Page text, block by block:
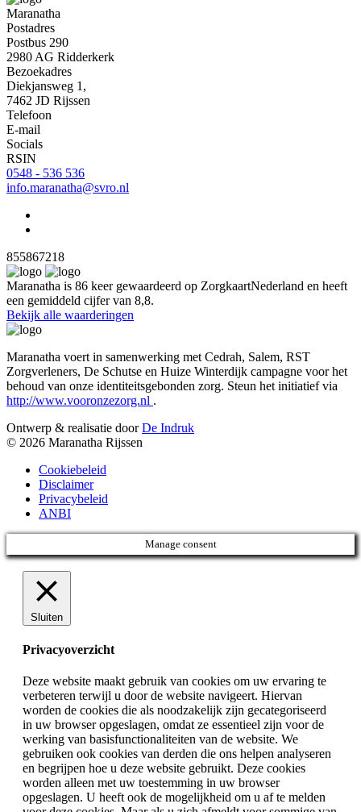
Maranatha
Postadres
Postbus 290
2980 AG Ridderkerk
Bezoekadres
Diekjansweg 1,
7462 JD Rijssen
Telefoon
E-mail
Socials
RSIN
0548 - 536 536
info.maranatha@svro.nl
855867218
Maranatha is 86 keer gewaardeerd op ZorgkaartNederland en heeft
een gemiddeld cijfer van 8,8.
Bekijk alle waarderingen
Maranatha voert in samenwerking met Cedrah, Salem, RST
Zorgverleners, De Schutse en Huize Winterdijk campagne voor het
behoud van onze identiteitsgebonden zorg. Steun het initiatief via
http://www.vooronzezorg.nl .
Ontwerp & realisatie doorDe Indruk
© 2026 Maranatha Rijssen
Cookiebeleid
Disclaimer
Privacybeleid
ANBI
Manage consent
Sluiten
Privacyoverzicht
Deze website maakt gebruik van cookies om uw ervaring te
verbeteren terwijl u door de website navigeert. Hiervan
worden de cookies die als noodzakelijk zijn gecategoriseerd
in uw browser opgeslagen, omdat ze essentieel zijn voor de
werking van basisfunctionaliteiten van de website. We
gebruiken ook cookies van derden die ons helpen analyseren
en begrijpen hoe u deze website gebruikt. Deze cookies
worden alleen met uw toestemming in uw browser
opgeslagen. U heeft ook de mogelijkheid om u af te melden